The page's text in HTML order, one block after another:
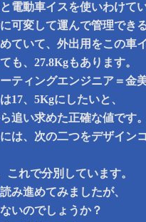
電動車イスを使いわけて
可変して運んで管理でき
ていて、外出用をこの車
も、27.8Kgもあります。
ティングエンジニア＝金
17、5Kgにしたいと、
追い求めた正確な値です
は、次の二つをデザイン
れで分別しています。
み進めてみましたが、
いのでしょうか？